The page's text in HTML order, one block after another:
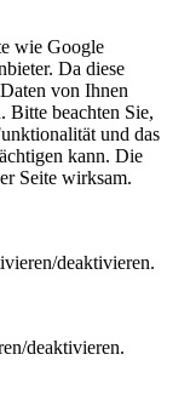
wie Google
Da diese
von Ihnen
Bitte beachten Sie,
und das
kann. Die
Seite wirksam.
deaktivieren.
deaktivieren.